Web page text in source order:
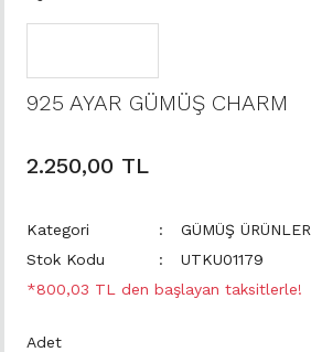
925 AYAR GÜMÜŞ CHARM
2.250,00 TL
Kategori GÜMÜŞ ÜRÜNLER
Stok Kodu
UTKU01179
*800,03 TL den başlayan taksitlerle!
Adet